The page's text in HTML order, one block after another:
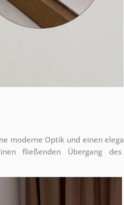
moderne Optik und einen
fließenden Übergang